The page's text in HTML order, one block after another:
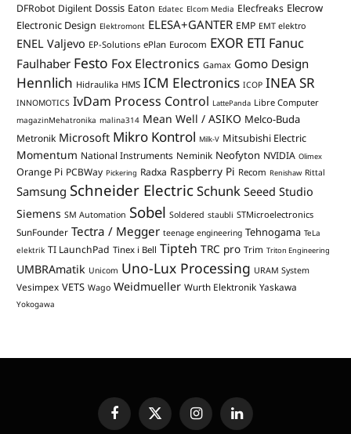
DFRobot Digilent Dossis Eaton Edatec Elcom Media Elecfreaks Elecrow
Electronic Design Elektromont ELESA+GANTER EMP EMT elektro
ENEL Valjevo EP-Solutions ePlan Eurocom EXOR ETI Fanuc
Faulhaber Festo Fox Electronics Gamax Gomo Design
Hennlich Hidraulika HMS ICM Electronics ICOP INEA SR
INNOMOTICS IvDam Process Control LattePanda Libre Computer
magazinMehatronika malina314 Mean Well / ASIKO Melco-Buda
Metronik Microsoft Mikro Kontrol Milk-V Mitsubishi Electric
Momentum National Instruments Neminik Neofyton NVIDIA Olimex
Orange Pi PCBWay Pickering Radxa Raspberry Pi Recom Renishaw Rittal
Samsung Schneider ElectricSchunk Seeed Studio
Siemens SM Automation Sobel Soldered staubli STMicroelectronics
SunFounder Tectra / Megger teenage engineering Tehnogama TeLa
elektrik TI LaunchPad Tinex i Bell Tipteh TRC pro Trim Triton Engineering
UMBRAmatik Unicom Uno-Lux Processing URAM System
Vesimpex VETS Wago Weidmueller Wurth Elektronik Yaskawa
Yokogawa
FacebookX
InstagramLinkedIn